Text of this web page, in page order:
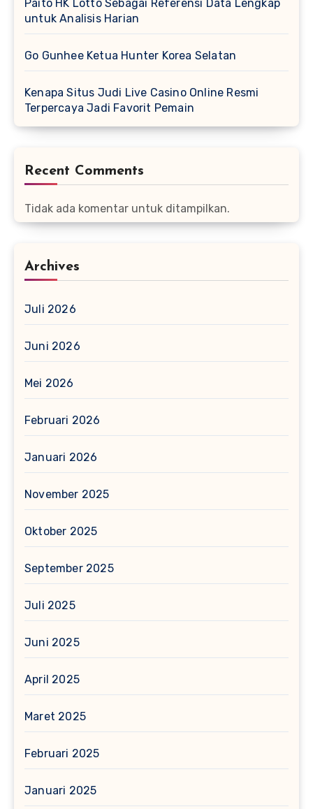
Paito HK Lotto Sebagai Referensi Data Lengkap
untuk Analisis Harian
Go Gunhee Ketua Hunter Korea Selatan
Kenapa Situs Judi Live Casino Online Resmi
Terpercaya Jadi Favorit Pemain
Recent Comments
Tidak ada komentar untuk ditampilkan.
Archives
Juli 2026
Juni 2026
Mei 2026
Februari 2026
Januari 2026
November 2025
Oktober 2025
September 2025
Juli 2025
Juni 2025
April 2025
Maret 2025
Februari 2025
Januari 2025